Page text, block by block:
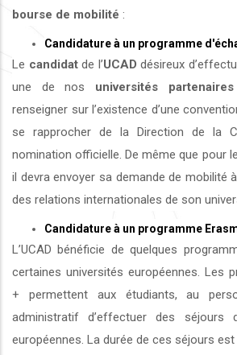
bourse de mobilité :
Candidature à un programme
Le candidatde l’UCAD désireux
une de nos universités partenaires
renseigner sur l’existence d’une
se rapprocher de la Direction de la
nomination officielle. De même que pour
il devra envoyer sa demande de mobilité à
des relations internationales de son
Candidature à un programme
L’UCAD bénéficie de quelques
certaines universités européennes. Les
+ permettent aux étudiants, au
administratif d’effectuer des séjours
européennes. La durée de ces séjours